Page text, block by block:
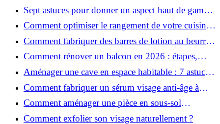
Sept astuces pour donner un aspect haut de gamme
à votre cuisine
Comment optimiser le rangement de votre cuisine
et gagner de la place ?
Comment fabriquer des barres de lotion au beurre
de karité ?
Comment rénover un balcon en 2026 : étapes,
budget et matériaux ?
Aménager une cave en espace habitable : 7 astuces
essentielles
Comment fabriquer un sérum visage anti-âge à
l'huile de rose musquée ?
Comment aménager une pièce en sous-sol
efficacement ?
Comment exfolier son visage naturellement ?